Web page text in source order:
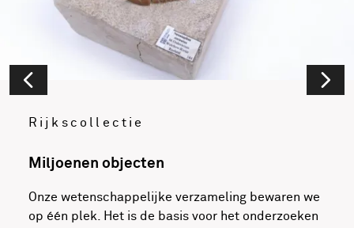
Rijkscollectie
Miljoenen objecten
Onze wetenschappelijke verzameling bewaren we
op één plek. Het is de basis voor het onderzoeken